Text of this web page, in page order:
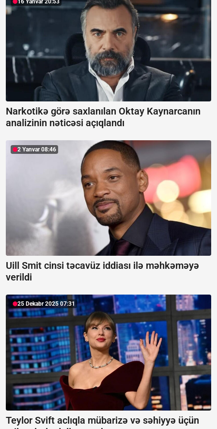
16 Yanvar 20:53
Narkotikə görə saxlanılan Oktay Kaynarcanın
analizinin nəticəsi açıqlandı
2 Yanvar 08:46
Uill Smit cinsi təcavüz iddiası ilə məhkəməyə
verildi
25 Dekabr 2025 07:31
Teylor Svift aclıqla mübarizə və səhiyyə üçün